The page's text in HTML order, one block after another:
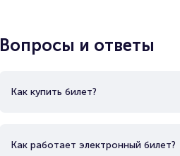
Вопросы и ответы
Как купить билет?
Как работает электронный билет?